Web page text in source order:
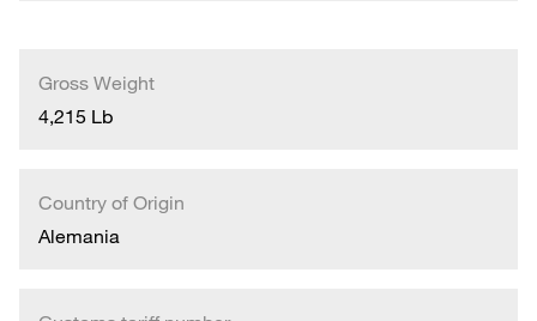
Gross Weight
4,215 Lb
Country of Origin
Alemania